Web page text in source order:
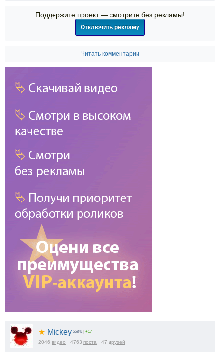
Поддержите проект — смотрите без рекламы!
Отключить рекламу
Читать комментарии
★ Mickey 55842 +17
2046 видео 4763 поста 47 друзей